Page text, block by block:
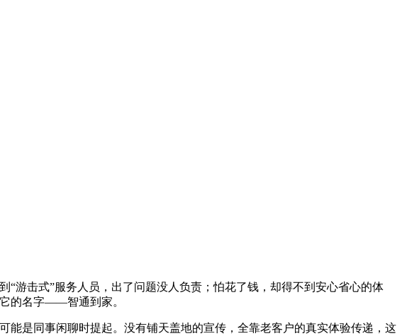
“游击式”服务人员，出了问题没人负责；怕花了钱，却得不到安心省心的体
的名字——智通到家。
能是同事闲聊时提起。没有铺天盖地的宣传，全靠老客户的真实体验传递，这